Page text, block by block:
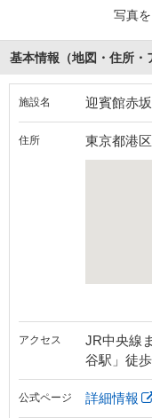
写真
基本情報（地図・住所・
施設名 迎賓館赤
住所 東京都港
アクセス
JR中央線
谷駅」徒歩
公式ページ 詳細情報